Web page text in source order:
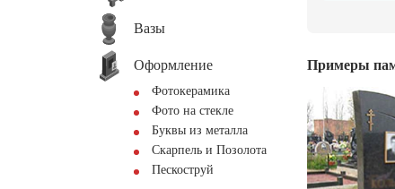
Вазы
Оформление
Фотокерамика
Фото на стекле
Буквы из металла
Скарпель и Позолота
Пескоструй
Примеры